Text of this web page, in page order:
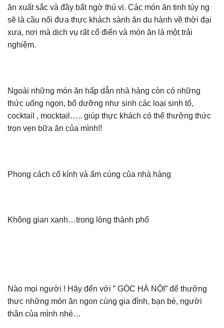
ăn xuất sắc và đầy bất ngờ thú vị. Các món ăn tinh túy ng
sẽ là cầu nối đưa thực khách sành ăn du hành về thời đại
xưa, nơi mà dịch vụ rất cổ điển và món ăn là một trải
nghiệm.
Ngoài những món ăn hấp dẫn nhà hàng còn có những
thức uống ngon, bổ dưỡng như sinh các loại sinh tố,
cocktail , mocktail….. giúp thực khách có thể thưởng thức
trọn vẹn bữa ăn của mình!!
Phong cách cổ kính và ấm cúng của nhà hàng
Không gian xanh…trong lòng thành phố
Nào mọi người ! Hãy đến với ” GÓC HÀ NỘI” để thưởng
thưc những món ăn ngon cùng gia đình, bạn bè, người
thân của mình nhé…